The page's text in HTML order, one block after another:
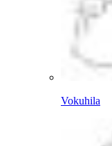
Vokuhila